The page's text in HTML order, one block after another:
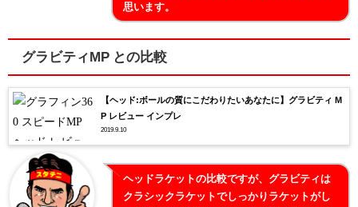
思います。
グラビティMP との比較
【ヘッド:ボールの質にこだわりたいあなたに】グラビティ M
P レビュー インプレ
2019.9.10
ヘッドラケットの比較ですが、グラビティは
クラシックラケットでしっかりラケットがし